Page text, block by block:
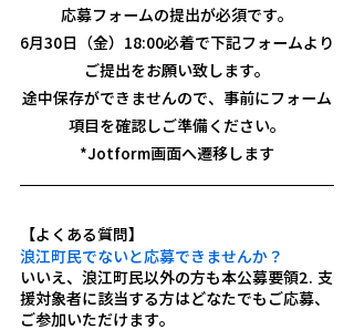
応募フォームの提出が必須です。
6月30日（金）18:00必着で下記フォームより
ご提出をお願い致します。
途中保存ができませんので、事前にフォーム
項目を確認しご準備ください。
*Jotform画面へ遷移します
【よくある質問】
浪江町民でないと応募できませんか？
いいえ、浪江町民以外の方も本公募要領2. 支
援対象者に該当する方はどなたでもご応募、
ご参加いただけます。